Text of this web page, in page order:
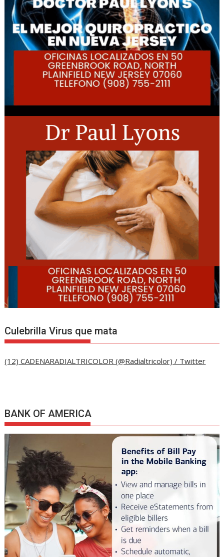
Culebrilla Virus que mata
(12) CADENARADIALTRICOLOR (@Radialtricolor) / Twitter
BANK OF AMERICA